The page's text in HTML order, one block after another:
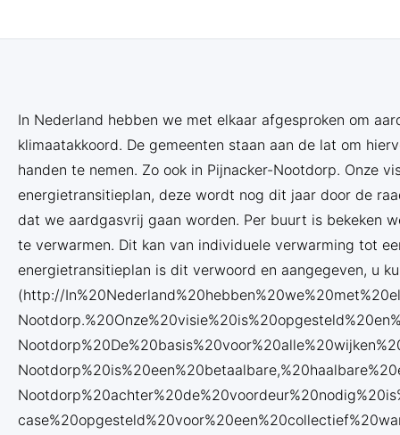
In Nederland hebben we met elkaar afgesproken om
klimaatakkoord. De gemeenten staan aan de lat om
handen te nemen. Zo ook in Pijnacker-Nootdorp. Onze
energietransitieplan, deze wordt nog dit jaar door de
dat we aardgasvrij gaan worden. Per buurt is bekeken
te verwarmen. Dit kan van individuele verwarming tot
energietransitieplan is dit verwoord en aangegeven, u
(http://